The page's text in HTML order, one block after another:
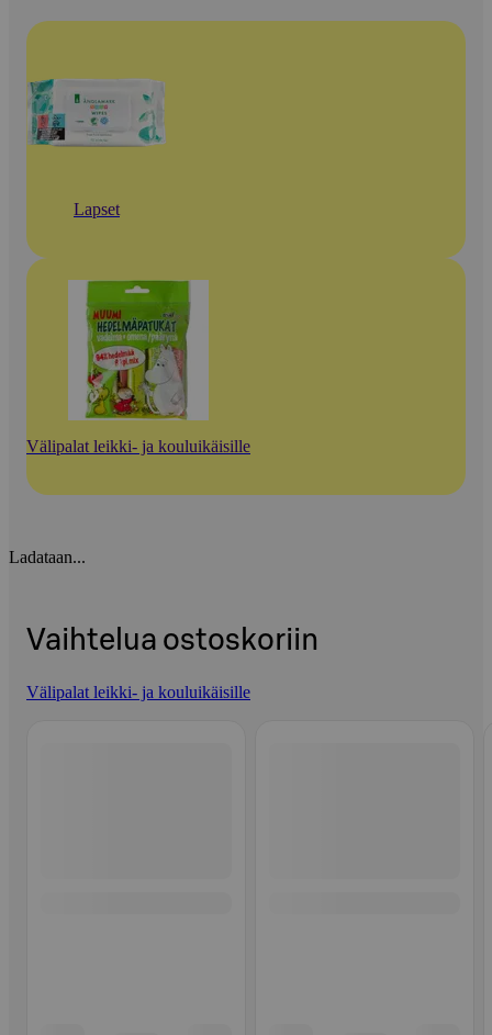
Lapset
Välipalat leikki- ja kouluikäisille
Ladataan...
Vaihtelua ostoskoriin
Välipalat leikki- ja kouluikäisille